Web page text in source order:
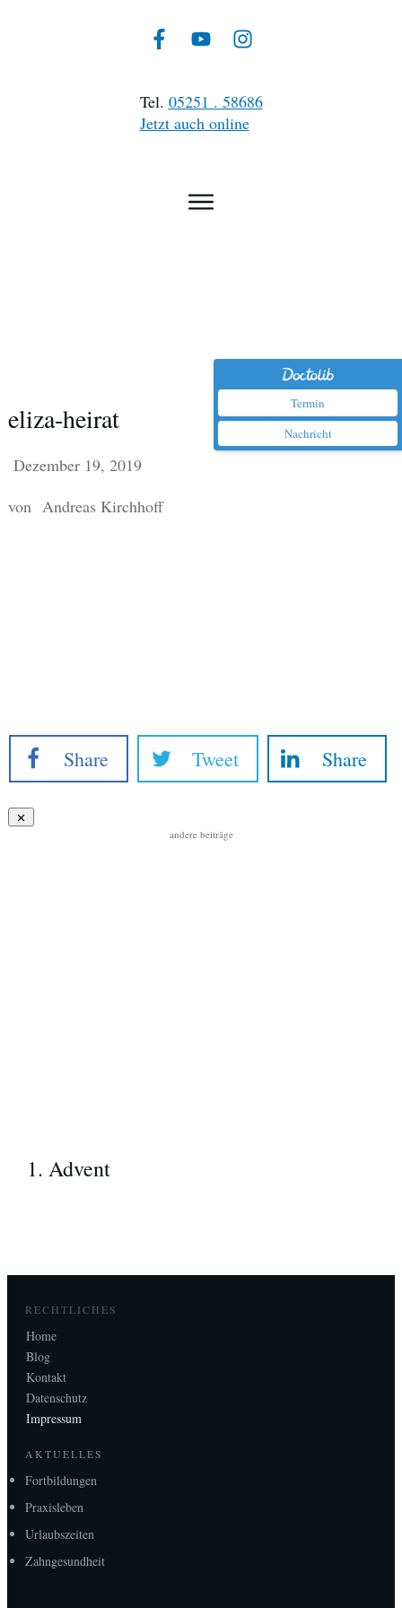
Termin
Nachricht
Tel. 05251 . 58686
Jetzt auch online
eliza-heirat
Dezember 19, 2019
von Andreas Kirchhoff
Share Tweet Share
andere beiträge
1. Advent
RECHTLICHES
Home
Blog
Kontakt
Datenschutz
Impressum
AKTUELLES
Fortbildungen
Praxisleben
Urlaubszeiten
Zahngesundheit